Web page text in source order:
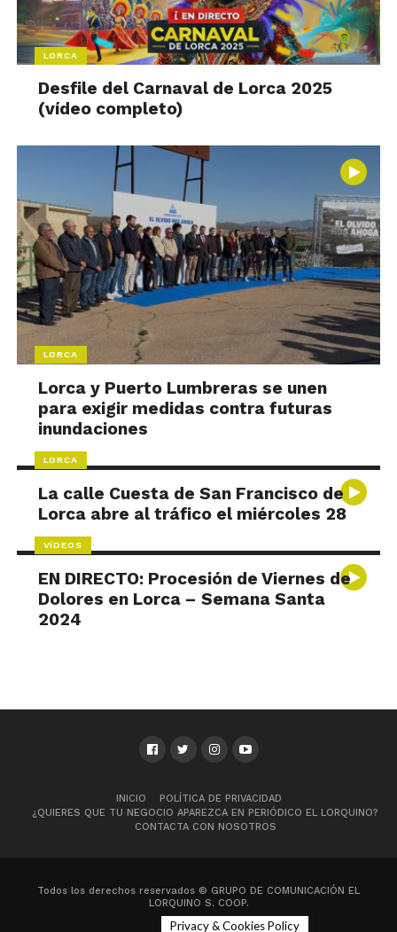
LORCA
Desfile del Carnaval de Lorca 2025
(vídeo completo)
LORCA
Lorca y Puerto Lumbreras se unen
para exigir medidas contra futuras
inundaciones
LORCA
La calle Cuesta de San Francisco de
Lorca abre al tráfico el miércoles 28
VÍDEOS
EN DIRECTO: Procesión de Viernes de
Dolores en Lorca – Semana Santa
2024
INICIO
POLÍTICA DE PRIVACIDAD
¿QUIERES QUE TU NEGOCIO APAREZCA EN PERIÓDICO EL LORQUINO?
CONTACTA CON NOSOTROS
Todos los derechos reservados © GRUPO DE COMUNICACIÓN EL
LORQUINO S. COOP.
Privacy & Cookies Policy